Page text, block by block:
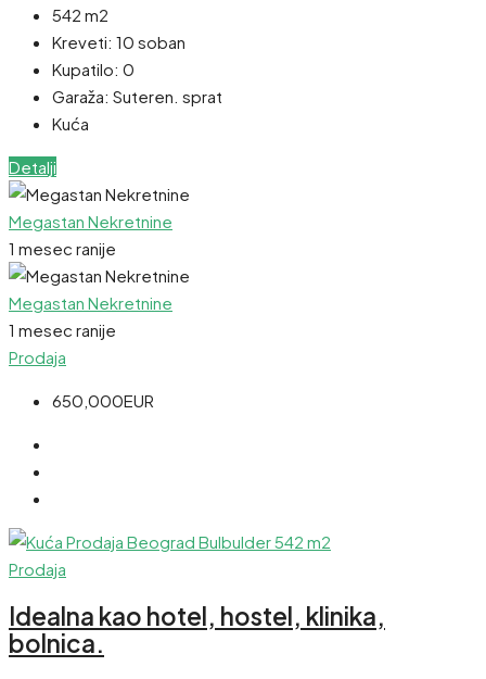
542 m2
Kreveti: 10 soban
Kupatilo: 0
Garaža: Suteren. sprat
Kuća
Detalji
Megastan Nekretnine
1 mesec ranije
Megastan Nekretnine
1 mesec ranije
Prodaja
650,000EUR
Prodaja
Idealna kao hotel, hostel, klinika,
bolnica.